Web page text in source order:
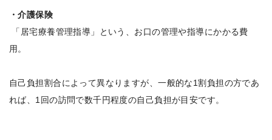
・介護保険
「居宅療養管理指導」という、お口の管理や指導にかかる費
用。
自己負担割合によって異なりますが、一般的な1割負担の方であ
れば、1回の訪問で数千円程度の自己負担が目安です。